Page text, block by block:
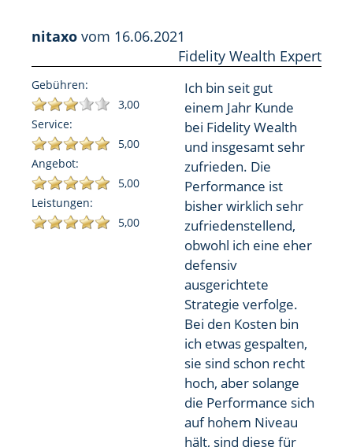
nitaxo vom 16.06.2021
Fidelity Wealth Expert
Gebühren:
3,00
Service:
5,00
Angebot:
5,00
Leistungen:
5,00
Ich bin seit gut
einem Jahr Kunde
bei Fidelity Wealth
und insgesamt sehr
zufrieden. Die
Performance ist
bisher wirklich sehr
zufriedenstellend,
obwohl ich eine eher
defensiv
ausgerichtete
Strategie verfolge.
Bei den Kosten bin
ich etwas gespalten,
sie sind schon recht
hoch, aber solange
die Performance sich
auf hohem Niveau
hält, sind diese für